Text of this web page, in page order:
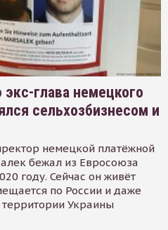
глава немецкого
сельхозбизнесом и
немецкой платёжной
бежал из Евросоюза
году. Сейчас он живёт
по России и даже
Украины